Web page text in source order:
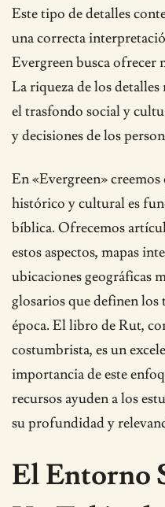
Este tipo de detalles
una correcta
Evergreen busca ofrecer
La riqueza de los
el trasfondo social y
y decisiones de los
En «Evergreen»
histórico y cultural es
bíblica. Ofrecemos
estos aspectos, mapas
ubicaciones geográficas
glosarios que definen
época. El libro de Rut,
costumbrista, es un
importancia de este
recursos ayuden a los
su profundidad y
El Entorno